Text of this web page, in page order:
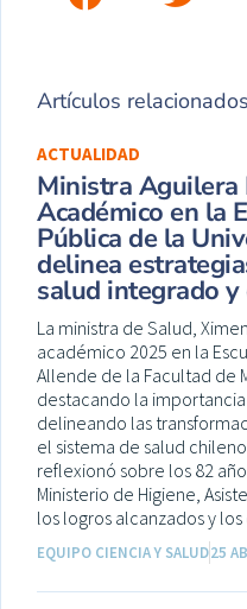
Artículos relacionados
ACTUALIDAD
Ministra Aguilera
Académico en la
Pública de la
delinea
salud integrado
La ministra de Salud,
académico 2025 en la
Allende de la Facultad de
destacando la
delineando las
el sistema de salud
reflexionó sobre los 82
Ministerio de Higiene,
los logros alcanzados y
EQUIPO CIENCIA Y SALUD25